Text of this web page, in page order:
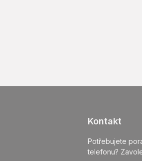
Kontakt
Potřebujete
telefonu?